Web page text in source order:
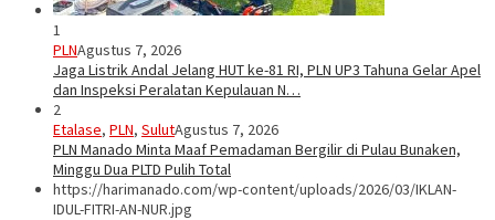
1
PLNAgustus 7, 2026
Jaga Listrik Andal Jelang HUT ke-81 RI, PLN UP3 Tahuna Gelar Apel
dan Inspeksi Peralatan Kepulauan N…
2
Etalase, PLN, SulutAgustus 7, 2026
PLN Manado Minta Maaf Pemadaman Bergilir di Pulau Bunaken,
Minggu Dua PLTD Pulih Total
https://harimanado.com/wp-content/uploads/2026/03/IKLAN-
IDUL-FITRI-AN-NUR.jpg